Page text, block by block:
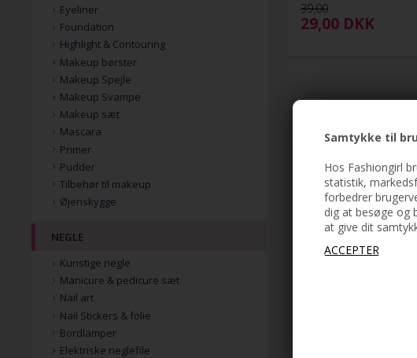
Samtykke til
Hos Fashiongirl
statistik,
forbedrer
dig at besøge og
at give dit
39,00
29,00 DKK
Eyeliner
Foundation
Highlight & Contouring
Makeup børster
Makeup Spejle
Makeup Svampe
Makeup sæt
Mascara
Primer
Pudder
Tilbehør til makeup
Øjenskygge
NEGLE
Kunstige negle
Manicure & pedicure sæt
Nail art
Nail Stickers & folie
Bordlamper
Elektriske neglefile